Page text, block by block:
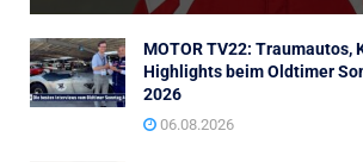
MOTOR TV22: Traumautos,
Highlights beim Oldtimer
2026
06.08.2026